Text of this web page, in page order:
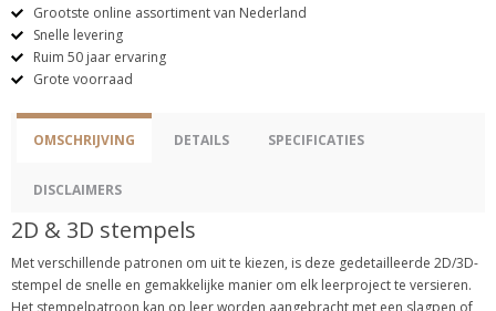
Grootste online assortiment van Nederland
Snelle levering
Ruim 50 jaar ervaring
Grote voorraad
OMSCHRIJVING DETAILS SPECIFICATIES
DISCLAIMERS
2D & 3D stempels
Met verschillende patronen om uit te kiezen, is deze gedetailleerde 2D/3D-
stempel de snelle en gemakkelijke manier om elk leerproject te versieren.
Het stempelpatroon kan op leer worden aangebracht met een slagpen of